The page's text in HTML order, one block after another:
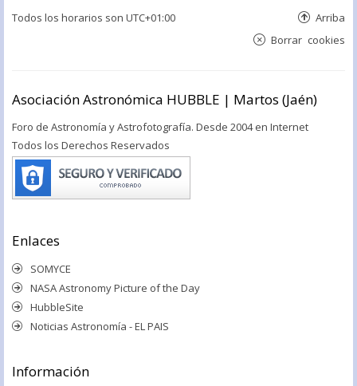
Todos los horarios son UTC+01:00 Arriba
Borrar cookies
Asociación Astronómica HUBBLE | Martos (Jaén)
Foro de Astronomía y Astrofotografía. Desde 2004 en Internet
Todos los Derechos Reservados
Enlaces
SOMYCE
NASA Astronomy Picture of the Day
HubbleSite
Noticias Astronomía - EL PAIS
Información